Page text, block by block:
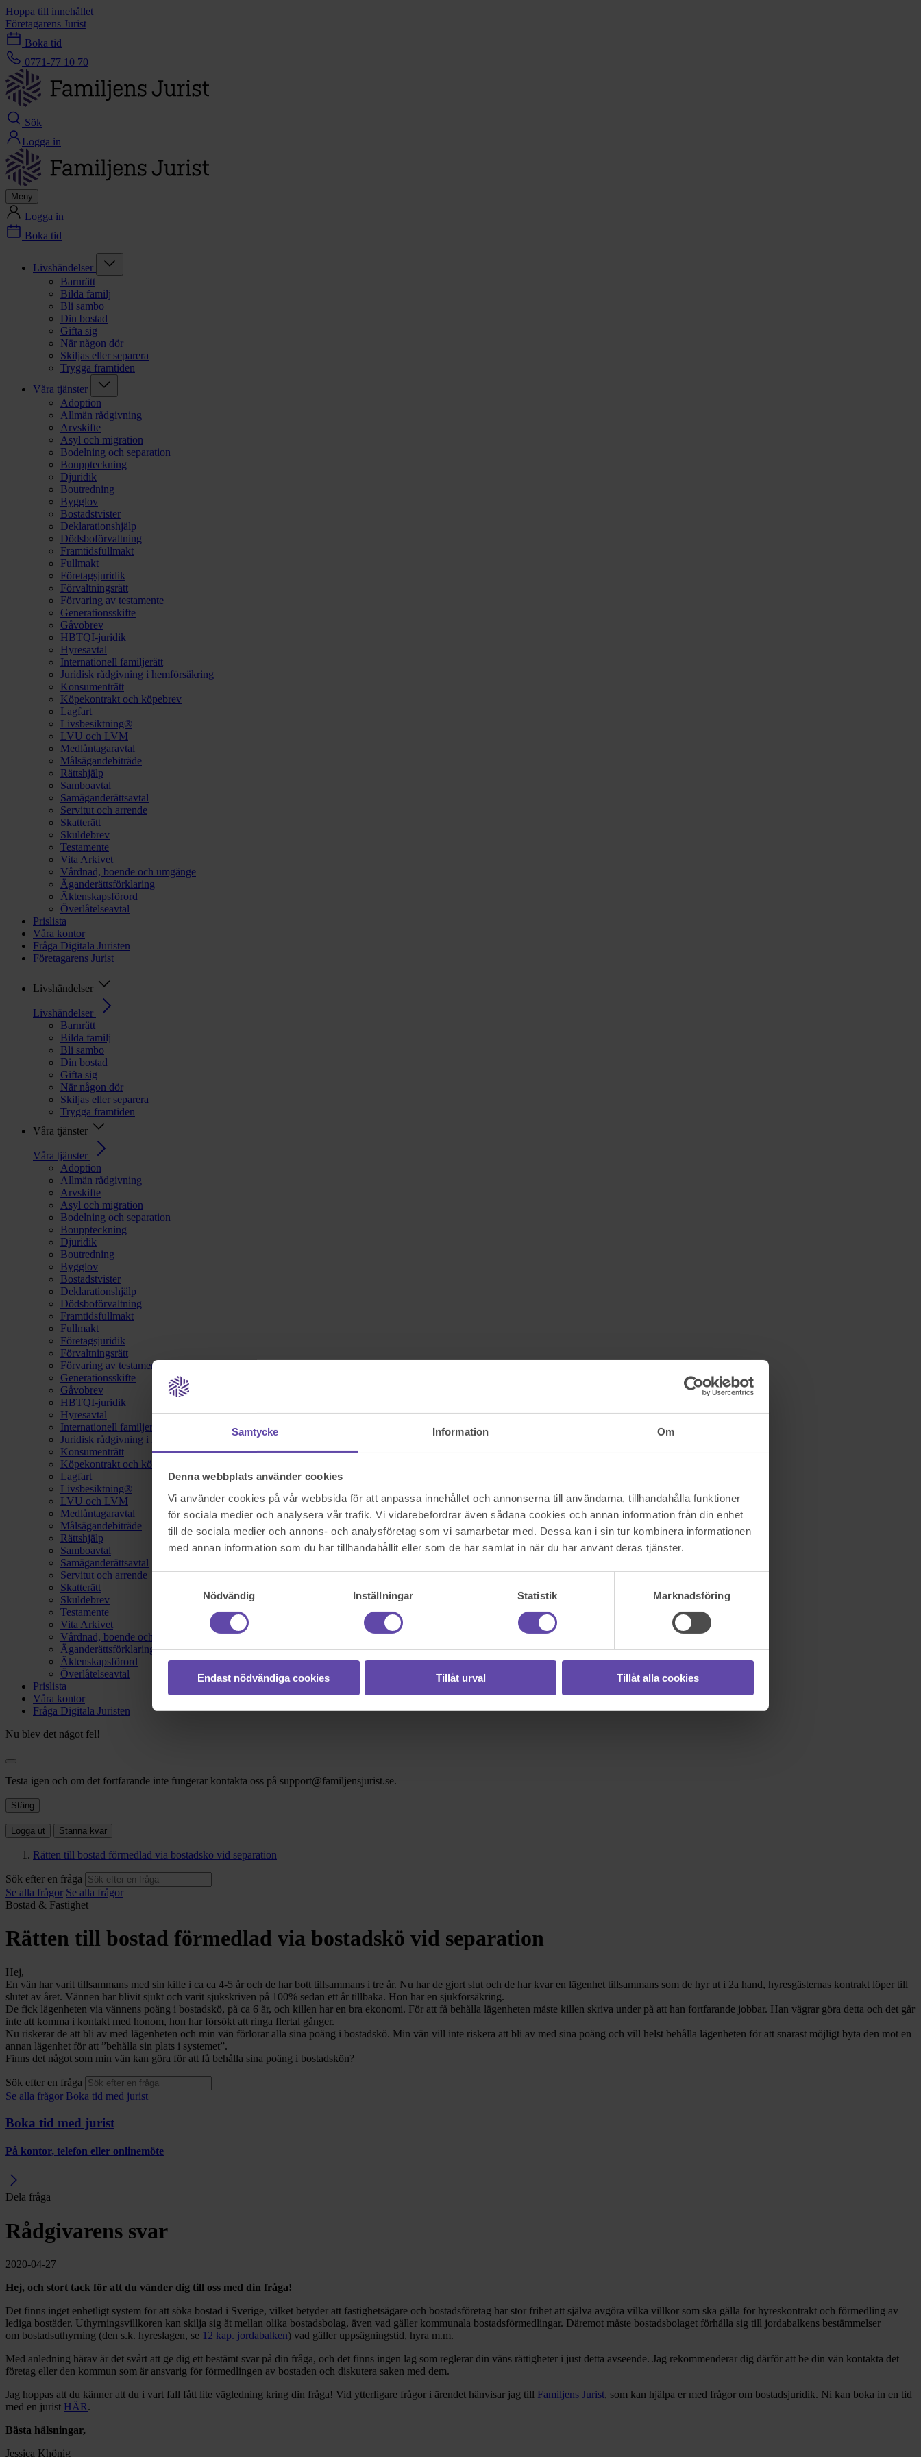
Samtycke Information Om
Denna webbplats använder cookies
Vi använder cookies på vår webbsida för att anpassa innehållet och annonserna till användarna, tillhandahålla funktioner
för sociala medier och analysera vår trafik. Vi vidarebefordrar även sådana cookies och annan information från din enhet
till de sociala medier och annons- och analysföretag som vi samarbetar med. Dessa kan i sin tur kombinera informationen
med annan information som du har tillhandahållit eller som de har samlat in när du har använt deras tjänster.
Nödvändig
Inställningar Statistik Marknadsföring
Endast nödvändiga cookies Tillåt urval Tillåt alla cookies
Hoppa till innehållet
Företagarens Jurist
Boka tid
0771-77 10 70
Sök
Logga in
Meny
Logga in
Boka tid
Livshändelser
Barnrätt
Bilda familj
Bli sambo
Din bostad
Gifta sig
När någon dör
Skiljas eller separera
Trygga framtiden
Våra tjänster
Adoption
Allmän rådgivning
Arvskifte
Asyl och migration
Bodelning och separation
Bouppteckning
Djuridik
Boutredning
Bygglov
Bostadstvister
Deklarationshjälp
Dödsboförvaltning
Framtidsfullmakt
Fullmakt
Företagsjuridik
Förvaltningsrätt
Förvaring av testamente
Generationsskifte
Gåvobrev
HBTQI-juridik
Hyresavtal
Internationell familjerätt
Juridisk rådgivning i hemförsäkring
Konsumenträtt
Köpekontrakt och köpebrev
Lagfart
Livsbesiktning®
LVU och LVM
Medlåntagaravtal
Målsägandebiträde
Rättshjälp
Samboavtal
Samäganderättsavtal
Servitut och arrende
Skatterätt
Skuldebrev
Testamente
Vita Arkivet
Vårdnad, boende och umgänge
Äganderättsförklaring
Äktenskapsförord
Överlåtelseavtal
Prislista
Våra kontor
Fråga Digitala Juristen
Företagarens Jurist
Livshändelser
Livshändelser
Barnrätt
Bilda familj
Bli sambo
Din bostad
Gifta sig
När någon dör
Skiljas eller separera
Trygga framtiden
Våra tjänster
Våra tjänster
Adoption
Allmän rådgivning
Arvskifte
Asyl och migration
Bodelning och separation
Bouppteckning
Djuridik
Boutredning
Bygglov
Bostadstvister
Deklarationshjälp
Dödsboförvaltning
Framtidsfullmakt
Fullmakt
Företagsjuridik
Förvaltningsrätt
Förvaring av testamente
Generationsskifte
Gåvobrev
HBTQI-juridik
Hyresavtal
Internationell familjerätt
Juridisk rådgivning i hemförsäkring
Konsumenträtt
Köpekontrakt och köpebrev
Lagfart
Livsbesiktning®
LVU och LVM
Medlåntagaravtal
Målsägandebiträde
Rättshjälp
Samboavtal
Samäganderättsavtal
Servitut och arrende
Skatterätt
Skuldebrev
Testamente
Vita Arkivet
Vårdnad, boende och umgänge
Äganderättsförklaring
Äktenskapsförord
Överlåtelseavtal
Prislista
Våra kontor
Fråga Digitala Juristen
Nu blev det något fel!
Testa igen och om det fortfarande inte fungerar kontakta oss på support@familjensjurist.se.
Stäng
Logga ut Stanna kvar
Rätten till bostad förmedlad via bostadskö vid separation
Sök efter en fråga
Se alla frågor Se alla frågor
Bostad & Fastighet
Rätten till bostad förmedlad via bostadskö vid separation
Hej,
En vän har varit tillsammans med sin kille i ca ca 4-5 år och de har bott tillsammans i tre år. Nu har de gjort slut och de har kvar en lägenhet tillsammans som de hyr ut i 2a hand, hyresgästernas kontrakt löper till
slutet av året. Vännen har blivit sjukt och varit sjukskriven på 100% sedan ett år tillbaka. Hon har en sjukförsäkring.
De fick lägenheten via vännens poäng i bostadskö, på ca 6 år, och killen har en bra ekonomi. För att få behålla lägenheten måste killen skriva under på att han fortfarande jobbar. Han vägrar göra detta och det går
inte att komma i kontakt med honom, hon har försökt att ringa flertal gånger.
Nu riskerar de att bli av med lägenheten och min vän förlorar alla sina poäng i bostadskö. Min vän vill inte riskera att bli av med sina poäng och vill helst behålla lägenheten för att snarast möjligt byta den mot en
annan lägenhet för att ”behålla sin plats i systemet”.
Finns det något som min vän kan göra för att få behålla sina poäng i bostadskön?
Sök efter en fråga
Se alla frågor Boka tid med jurist
Boka tid med jurist
På kontor, telefon eller onlinemöte
Dela fråga
Rådgivarens svar
2020-04-27
Hej, och stort tack för att du vänder dig till oss med din fråga!
Det finns inget enhetligt system för att söka bostad i Sverige, vilket betyder att fastighetsägare och bostadsföretag har stor frihet att själva avgöra vilka villkor som ska gälla för hyreskontrakt och förmedling av
lediga bostäder. Uthyrningsvillkoren kan skilja sig åt mellan olika bostadsbolag, även vad gäller kommunala bostadsförmedlingar. Däremot måste bostadsbolaget förhålla sig till jordabalkens bestämmelser
om bostadsuthyrning (den s.k. hyreslagen, se 12 kap. jordabalken) vad gäller uppsägningstid, hyra m.m.
Med anledning härav är det svårt att ge dig ett bestämt svar på din fråga, och det finns ingen lag som reglerar din väns rättigheter i just detta avseende. Jag rekommenderar dig därför att be din vän kontakta det
företag eller den kommun som är ansvarig för förmedlingen av bostaden och diskutera saken med dem.
Jag hoppas att du känner att du i vart fall fått lite vägledning kring din fråga! Vid ytterligare frågor i ärendet hänvisar jag till Familjens Jurist, som kan hjälpa er med frågor om bostadsjuridik. Ni kan boka in en tid
med en jurist HÄR.
Bästa hälsningar,
Jessica Khönig